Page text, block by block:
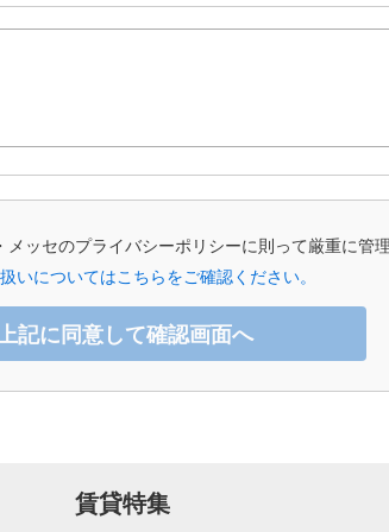
ッセのプライバシーポリシーに則って厳重に管理
いについてはこちらをご確認ください。
上記に同意して確認画面へ
賃貸特集